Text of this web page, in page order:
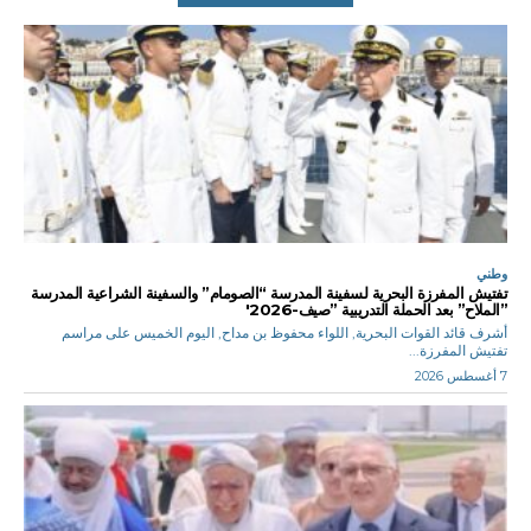
وطني
تفتيش المفرزة البحرية لسفينة المدرسة “الصومام” والسفينة الشراعية المدرسة
”الملاح” بعد الحملة التدريبية ”صيف-2026′
أشرف قائد القوات البحرية, اللواء محفوظ بن مداح, اليوم الخميس على مراسم
تفتيش المفرزة...
7 أغسطس 2026